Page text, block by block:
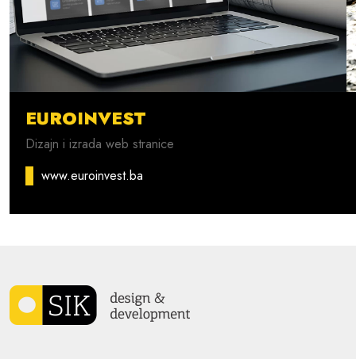
EUROINVEST
Dizajn i izrada web stranice
www.euroinvest.ba